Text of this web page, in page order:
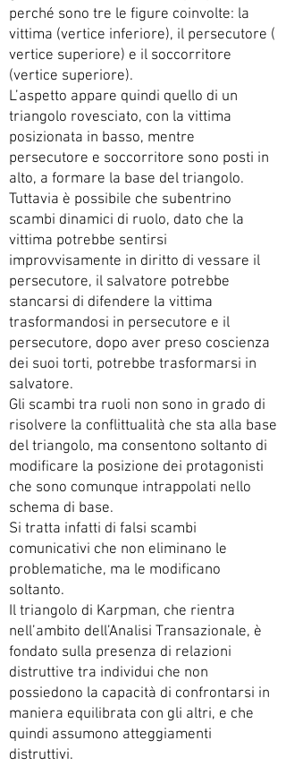
perché sono tre le figure coinvolte: la
vittima (vertice inferiore), il persecutore (
vertice superiore) e il soccorritore
(vertice superiore).
L’aspetto appare quindi quello di un
triangolo rovesciato, con la vittima
posizionata in basso, mentre
persecutore e soccorritore sono posti in
alto, a formare la base del triangolo.
Tuttavia è possibile che subentrino
scambi dinamici di ruolo, dato che la
vittima potrebbe sentirsi
improvvisamente in diritto di vessare il
persecutore, il salvatore potrebbe
stancarsi di difendere la vittima
trasformandosi in persecutore e il
persecutore, dopo aver preso coscienza
dei suoi torti, potrebbe trasformarsi in
salvatore.
Gli scambi tra ruoli non sono in grado di
risolvere la conflittualità che sta alla base
del triangolo, ma consentono soltanto di
modificare la posizione dei protagonisti
che sono comunque intrappolati nello
schema di base.
Si tratta infatti di falsi scambi
comunicativi che non eliminano le
problematiche, ma le modificano
soltanto.
Il triangolo di Karpman, che rientra
nell’ambito dell’Analisi Transazionale, è
fondato sulla presenza di relazioni
distruttive tra individui che non
possiedono la capacità di confrontarsi in
maniera equilibrata con gli altri, e che
quindi assumono atteggiamenti
distruttivi.